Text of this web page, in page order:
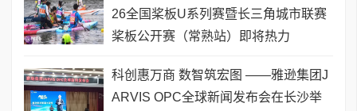
26全国桨板U系列赛暨长三角城市联赛
桨板公开赛（常熟站）即将热力
科创惠万商 数智筑宏图 ——雅逊集团J
ARVIS OPC全球新闻发布会在长沙举